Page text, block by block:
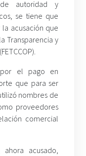
autoridad y
se tiene que
acusación que
Transparencia y
el pago en
que para ser
nombres de
proveedores
comercial
acusado,